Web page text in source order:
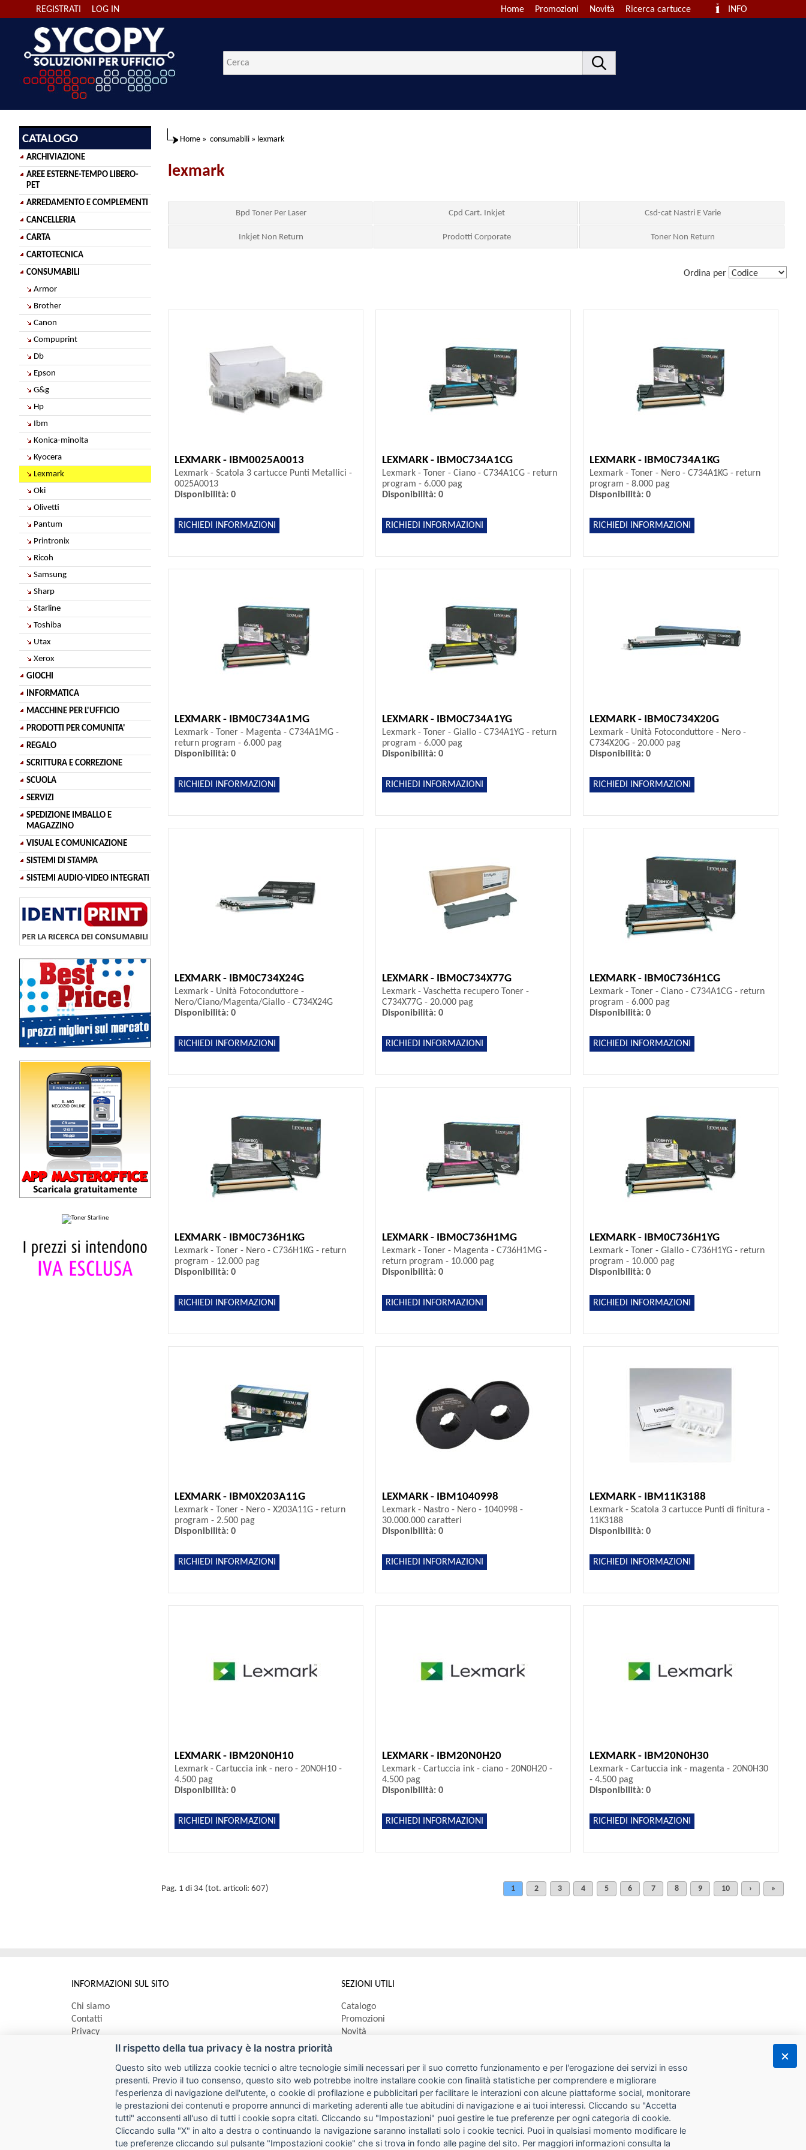
LOG IN
REGISTRATI INFO
Ricerca cartucce
Novità
Promozioni
Home
CATALOGO
ARCHIVIAZIONE
AREE ESTERNE-TEMPO LIBERO-
PET
ARREDAMENTO E COMPLEMENTI
CANCELLERIA
CARTA
CARTOTECNICA
CONSUMABILI
Armor
Brother
Canon
Compuprint
Db
Epson
G&g
Hp
Ibm
Konica-minolta
Kyocera
Lexmark
Oki
Olivetti
Pantum
Printronix
Ricoh
Samsung
Sharp
Starline
Toshiba
Utax
Xerox
GIOCHI
INFORMATICA
MACCHINE PER L'UFFICIO
PRODOTTI PER COMUNITA'
REGALO
SCRITTURA E CORREZIONE
SCUOLA
SERVIZI
SPEDIZIONE IMBALLO E
MAGAZZINO
VISUAL E COMUNICAZIONE
SISTEMI DI STAMPA
SISTEMI AUDIO-VIDEO INTEGRATI
Home » consumabili » lexmark
lexmark
Bpd Toner Per Laser Cpd Cart. Inkjet Csd-cat Nastri E Varie
Inkjet Non Return Prodotti Corporate Toner Non Return
Ordina per
LEXMARK - IBM0025A0013
Lexmark - Scatola 3 cartucce Punti Metallici -
0025A0013
Disponibilità: 0
RICHIEDI INFORMAZIONI
LEXMARK - IBM0C734A1CG
Lexmark - Toner - Ciano - C734A1CG - return
program - 6.000 pag
Disponibilità: 0
RICHIEDI INFORMAZIONI
LEXMARK - IBM0C734A1KG
Lexmark - Toner - Nero - C734A1KG - return
program - 8.000 pag
Disponibilità: 0
RICHIEDI INFORMAZIONI
LEXMARK - IBM0C734A1MG
Lexmark - Toner - Magenta - C734A1MG -
return program - 6.000 pag
Disponibilità: 0
RICHIEDI INFORMAZIONI
LEXMARK - IBM0C734A1YG
Lexmark - Toner - Giallo - C734A1YG - return
program - 6.000 pag
Disponibilità: 0
RICHIEDI INFORMAZIONI
LEXMARK - IBM0C734X20G
Lexmark - Unità Fotoconduttore - Nero -
C734X20G - 20.000 pag
Disponibilità: 0
RICHIEDI INFORMAZIONI
LEXMARK - IBM0C734X24G
Lexmark - Unità Fotoconduttore -
Nero/Ciano/Magenta/Giallo - C734X24G
Disponibilità: 0
RICHIEDI INFORMAZIONI
LEXMARK - IBM0C734X77G
Lexmark - Vaschetta recupero Toner -
C734X77G - 20.000 pag
Disponibilità: 0
RICHIEDI INFORMAZIONI
LEXMARK - IBM0C736H1CG
Lexmark - Toner - Ciano - C734A1CG - return
program - 6.000 pag
Disponibilità: 0
RICHIEDI INFORMAZIONI
LEXMARK - IBM0C736H1KG
Lexmark - Toner - Nero - C736H1KG - return
program - 12.000 pag
Disponibilità: 0
RICHIEDI INFORMAZIONI
LEXMARK - IBM0C736H1MG
Lexmark - Toner - Magenta - C736H1MG -
return program - 10.000 pag
Disponibilità: 0
RICHIEDI INFORMAZIONI
LEXMARK - IBM0C736H1YG
Lexmark - Toner - Giallo - C736H1YG - return
program - 10.000 pag
Disponibilità: 0
RICHIEDI INFORMAZIONI
LEXMARK - IBM0X203A11G
Lexmark - Toner - Nero - X203A11G - return
program - 2.500 pag
Disponibilità: 0
RICHIEDI INFORMAZIONI
LEXMARK - IBM1040998
Lexmark - Nastro - Nero - 1040998 -
30.000.000 caratteri
Disponibilità: 0
RICHIEDI INFORMAZIONI
LEXMARK - IBM11K3188
Lexmark - Scatola 3 cartucce Punti di finitura -
11K3188
Disponibilità: 0
RICHIEDI INFORMAZIONI
LEXMARK - IBM20N0H10
Lexmark - Cartuccia ink - nero - 20N0H10 -
4.500 pag
Disponibilità: 0
RICHIEDI INFORMAZIONI
LEXMARK - IBM20N0H20
Lexmark - Cartuccia ink - ciano - 20N0H20 -
4.500 pag
Disponibilità: 0
RICHIEDI INFORMAZIONI
LEXMARK - IBM20N0H30
Lexmark - Cartuccia ink - magenta - 20N0H30
- 4.500 pag
Disponibilità: 0
RICHIEDI INFORMAZIONI
Pag. 1 di 34 (tot. articoli: 607) 1 2 3 4 5 6 7 8 9 10 › »
INFORMAZIONI SUL SITO
Chi siamo
Contatti
Privacy
Informativa uso cookie
Impostazioni cookie
SEZIONI UTILI
Catalogo
Promozioni
Novità
I prezzi indicati si intendono IVA esclusa
Via Circonvallazione Nord 8/A 40053 Valsamoggia (BO)
Il rispetto della tua privacy è la nostra priorità
Questo sito web utilizza cookie tecnici o altre tecnologie simili necessari per il suo corretto funzionamento e per l'erogazione dei servizi in esso
presenti. Previo il tuo consenso, questo sito web potrebbe inoltre installare cookie con finalità statistiche per comprendere e migliorare
l'esperienza di navigazione dell'utente, o cookie di profilazione e pubblicitari per facilitare le interazioni con alcune piattaforme social, monitorare
le prestazioni dei contenuti e proporre annunci di marketing aderenti alle tue abitudini di navigazione e ai tuoi interessi. Cliccando su "Accetta
tutti" acconsenti all'uso di tutti i cookie sopra citati. Cliccando su "Impostazioni" puoi gestire le tue preferenze per ogni categoria di cookie.
Cliccando sulla "X" in alto a destra o continuando la navigazione saranno installati solo i cookie tecnici. Puoi in qualsiasi momento modificare le
tue preferenze cliccando sul pulsante "Impostazioni cookie" che si trova in fondo alle pagine del sito. Per maggiori informazioni consulta la